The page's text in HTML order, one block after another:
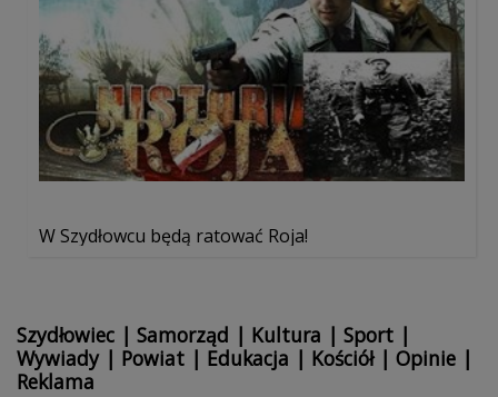
W Szydłowcu będą ratować Roja!
Szydłowiec | Samorząd | Kultura | Sport |
Wywiady| Powiat | Edukacja | Kościół| Opinie |
Reklama